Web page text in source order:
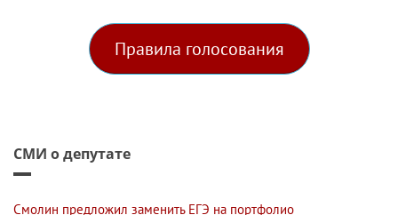
Правила голосования
СМИ о депутате
Смолин предложил заменить ЕГЭ на портфолио